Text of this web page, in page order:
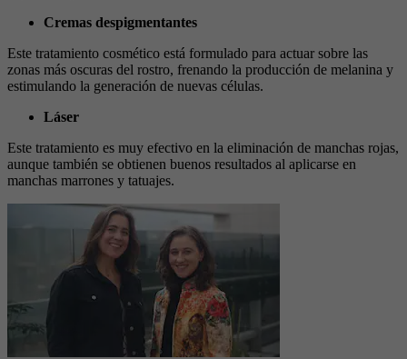
Cremas despigmentantes
Este tratamiento cosmético está formulado para actuar sobre las
zonas más oscuras del rostro, frenando la producción de melanina y
estimulando la generación de nuevas células.
Láser
Este tratamiento es muy efectivo en la eliminación de manchas rojas,
aunque también se obtienen buenos resultados al aplicarse en
manchas marrones y tatuajes.